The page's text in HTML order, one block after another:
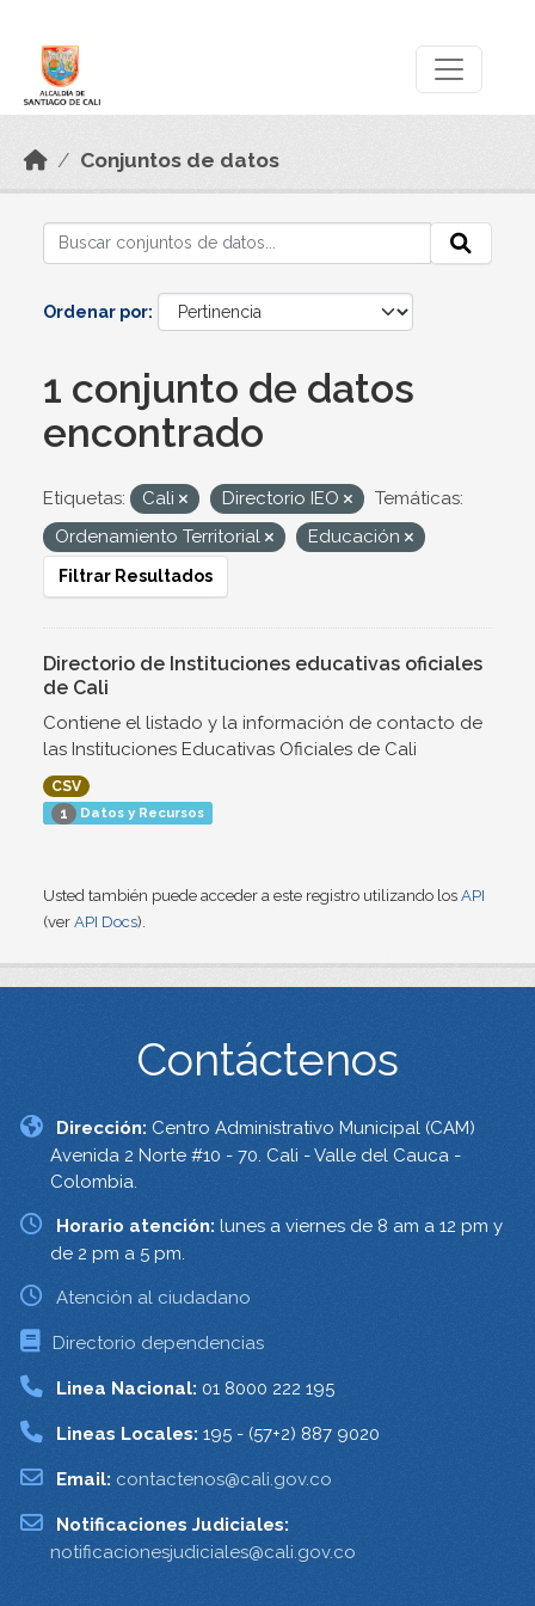
Conjuntos de datos
Ordenar por
1 conjunto de datos
encontrado
Etiquetas: Cali Directorio IEO
Temáticas:
Ordenamiento Territorial
Educación
Filtrar Resultados
Directorio de Instituciones educativas oficiales
de Cali
Contiene el listado y la información de contacto de
las Instituciones Educativas Oficiales de Cali
CSV
1 Datos y Recursos
Usted también puede acceder a este registro utilizando los API
(ver API Docs).
Contáctenos
Dirección: Centro Administrativo Municipal (CAM)
Avenida 2 Norte #10 - 70. Cali - Valle del Cauca -
Colombia.
Horario atención: lunes a viernes de 8 am a 12 pm y
de 2 pm a 5 pm.
Atención al ciudadano
Directorio dependencias
Linea Nacional: 01 8000 222 195
Lineas Locales: 195 - (57+2) 887 9020
Email: contactenos@cali.gov.co
Notificaciones Judiciales:
notificacionesjudiciales@cali.gov.co